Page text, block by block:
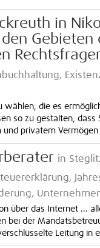
in
Gebieten
wählen, die es
so zu gestalten,
privatem Vermögen
in
über das Internet ...
bei der
Leitung in